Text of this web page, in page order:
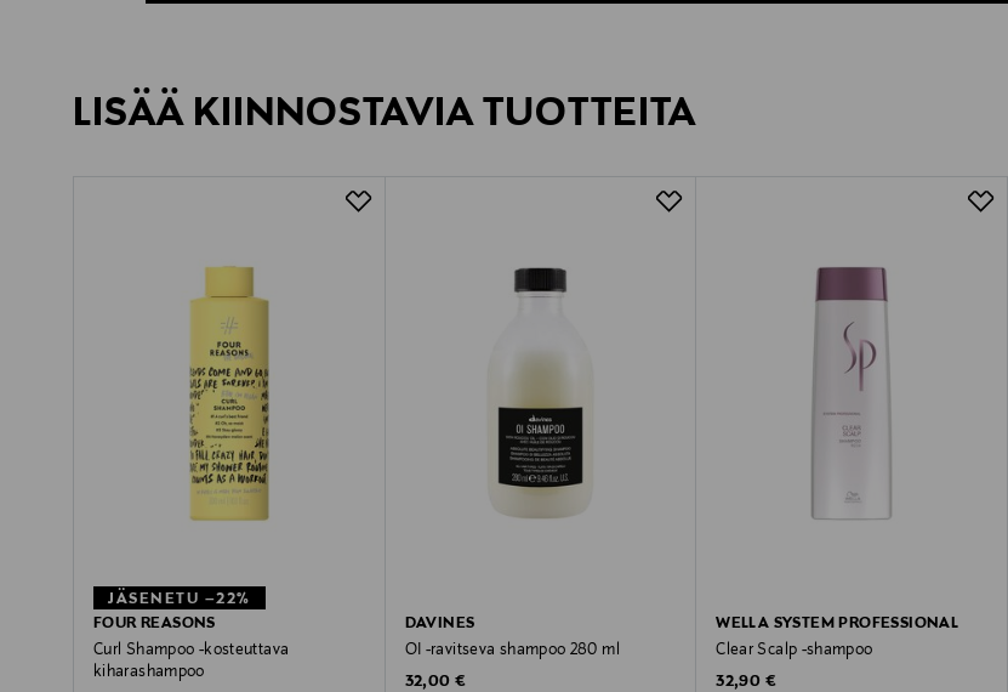
LISÄÄ KIINNOSTAVIA TUOTTEITA
JÄSENETU –22%
FOUR REASONS
Curl Shampoo -kosteuttava
kiharashampoo
DAVINES
OI -ravitseva shampoo 280 ml
Original Price
32,00 €
WELLA SYSTEM PROFESSIONAL
Clear Scalp -shampoo
Original Price
32,90 €